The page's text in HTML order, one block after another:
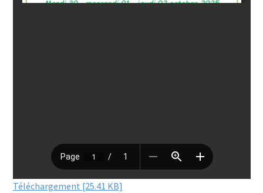
Téléchargement [25.41 KB]